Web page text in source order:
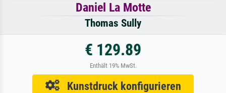
Daniel La Motte
Thomas Sully
€ 129.89
Enthält 19% MwSt.
Kunstdruck konfigurieren